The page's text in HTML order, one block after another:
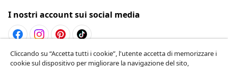
I nostri account sui social media
Recesso dal contratto
Cliccando su “Accetta tutti i cookie”, l'utente accetta di memorizzare i
cookie sul dispositivo per migliorare la navigazione del sito,